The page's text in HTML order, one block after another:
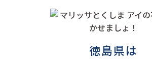
徳島県は